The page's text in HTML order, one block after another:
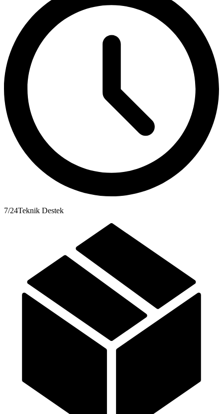
Su Yalıtım
Yapı Kimyasalları
Alçı ve Alçıpan Ürünleri
7/24Teknik Destek